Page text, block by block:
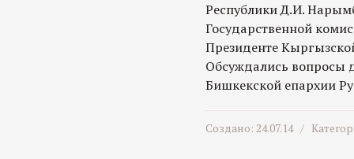
Республики Д.И.
Государственной
Президенте
Обсуждались вопросы
Бишкекской епархии
Создано: 24.07.14 /